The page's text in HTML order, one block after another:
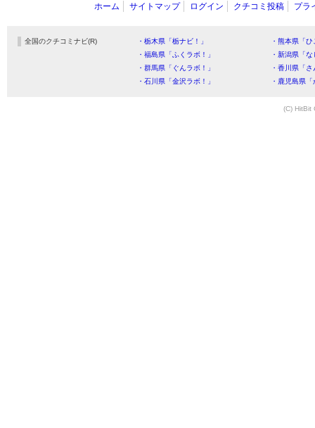
ホーム サイトマップ ログイン クチコミ投稿 プラ
全国のクチコミナビ(R) ・栃木県「栃ナビ！」
・熊本県「
・福島県「ふくラボ！」
・新潟県「
・群馬県「ぐんラボ！」
・香川県「
・石川県「金沢ラボ！」
・鹿児島県
(C) HitBit